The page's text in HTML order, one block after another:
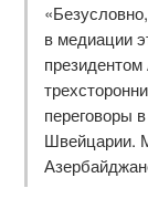
в медиации
переговоры
Швейцарии.